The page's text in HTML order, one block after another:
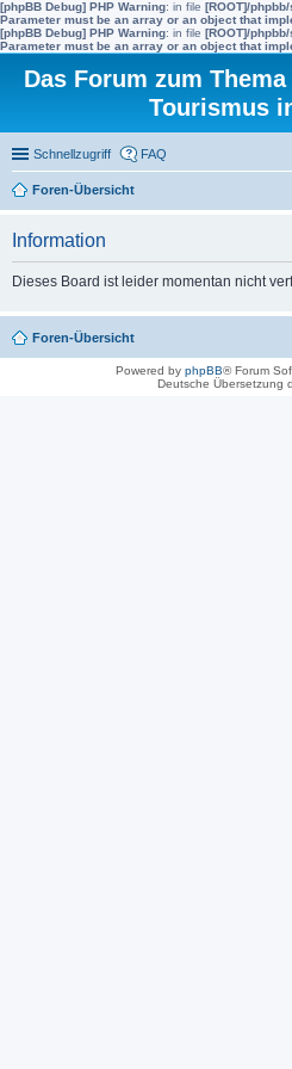
[phpBB Debug] PHP Warning: in file [ROOT]/
Parameter must be an array or an object that
[phpBB Debug] PHP Warning: in file [ROOT]/
Parameter must be an array or an object that
Das Forum zum
Tourismus
Schnellzugriff FAQ
Foren-Übersicht
Information
Dieses Board ist leider momentan nicht
Foren-Übersicht
Powered by phpBB® Forum
Deutsche Übersetzung